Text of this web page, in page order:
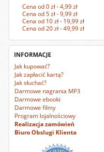
Cena od 0 zł - 4,99 zł
Cena od 5 zł - 9,99 zł
Cena od 10 zł - 19,99 zł
Cena od 20 zł - 49,99 zł
INFORMACJE
Jak kupować?
Jak zapłacić kartą?
Jak słuchać?
Darmowe nagrania MP3
Darmowe ebooki
Darmowe filmy
Program lojalnościowy
Realizacja zamówień
Biuro Obslugi Klienta